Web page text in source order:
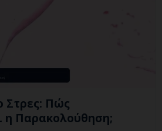
Στρες: Πώς
η Παρακολούθηση;